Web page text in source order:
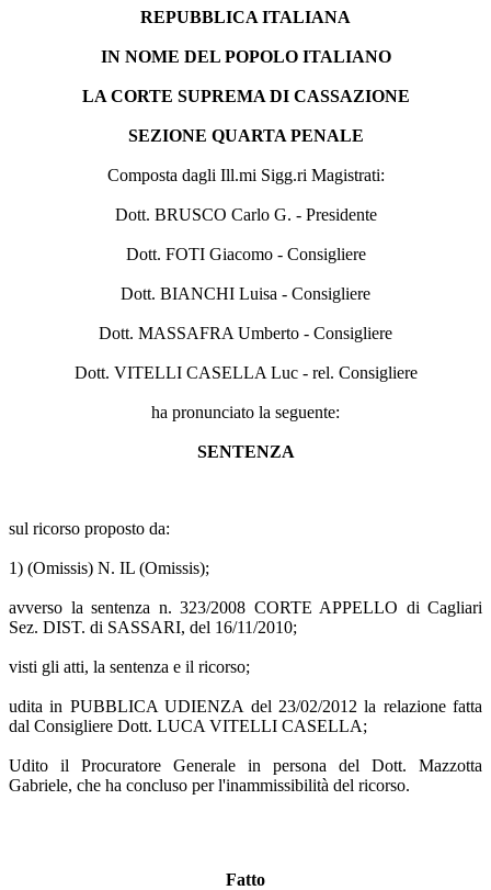
REPUBBLICA ITALIANA
IN NOME DEL POPOLO ITALIANO
LA CORTE SUPREMA DI CASSAZIONE
SEZIONE QUARTA PENALE
Composta dagli Ill.mi Sigg.ri Magistrati:
Dott. BRUSCO Carlo G. - Presidente
Dott. FOTI Giacomo - Consigliere
Dott. BIANCHI Luisa - Consigliere
Dott. MASSAFRA Umberto - Consigliere
Dott. VITELLI CASELLA Luc - rel. Consigliere
ha pronunciato la seguente:
SENTENZA
sul ricorso proposto da:
1) (Omissis) N. IL (Omissis);
avverso la sentenza n. 323/2008 CORTE APPELLO di Cagliari
Sez. DIST. di SASSARI, del 16/11/2010;
visti gli atti, la sentenza e il ricorso;
udita in PUBBLICA UDIENZA del 23/02/2012 la relazione fatta
dal Consigliere Dott. LUCA VITELLI CASELLA;
Udito il Procuratore Generale in persona del Dott. Mazzotta
Gabriele, che ha concluso per l'inammissibilità del ricorso.
Fatto